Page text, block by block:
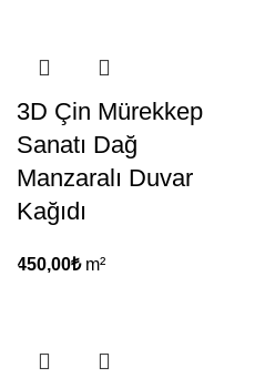
3D Çin Mürekkep
Sanatı Dağ
Manzaralı Duvar
Kağıdı
450,00₺m²